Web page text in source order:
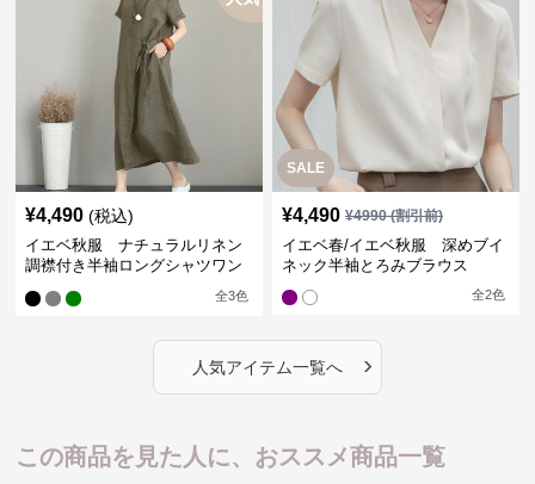
¥4,490 (税込)
イエベ秋服 ナチュラルリネン
調襟付き半袖ロングシャツワン
全3色
SALE
¥4,490 ¥4990(割引前)
イエベ春/イエベ秋服 深めブイ
ネック半袖とろみブラウス
全2色
人気アイテム一覧へ ›
この商品を見た人に、おススメ商品一覧